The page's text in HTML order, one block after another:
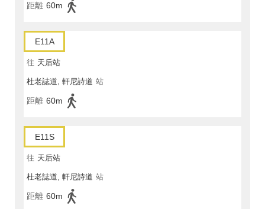
距離 60m
E11A
往 天后站
杜老誌道, 軒尼詩道 站
距離 60m
E11S
往 天后站
杜老誌道, 軒尼詩道 站
距離 60m